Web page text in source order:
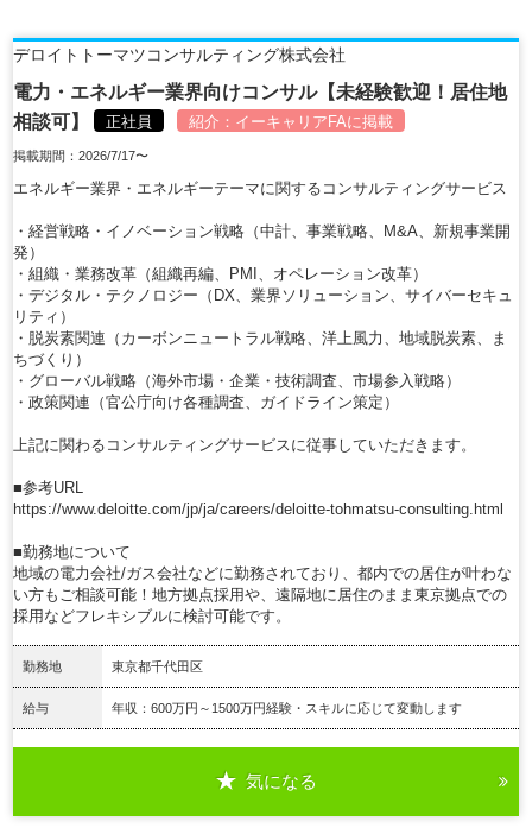
デロイトトーマツコンサルティング株式会社
電力・エネルギー業界向けコンサル【未経験歓迎！居住地
相談可】
正社員 紹介： イーキャリアFAに掲載
掲載期間：2026/7/17〜
エネルギー業界・エネルギーテーマに関するコンサルティングサービス
・経営戦略・イノベーション戦略（中計、事業戦略、M&A、新規事業開
発）
・組織・業務改革（組織再編、PMI、オペレーション改革）
・デジタル・テクノロジー（DX、業界ソリューション、サイバーセキュ
リティ）
・脱炭素関連（カーボンニュートラル戦略、洋上風力、地域脱炭素、ま
ちづくり）
・グローバル戦略（海外市場・企業・技術調査、市場参入戦略）
・政策関連（官公庁向け各種調査、ガイドライン策定）
上記に関わるコンサルティングサービスに従事していただきます。
■参考URL
https://www.deloitte.com/jp/ja/careers/deloitte-tohmatsu-consulting.html
■勤務地について
地域の電力会社/ガス会社などに勤務されており、都内での居住が叶わな
い方もご相談可能！地方拠点採用や、遠隔地に居住のまま東京拠点での
採用などフレキシブルに検討可能です。
勤務地 東京都千代田区
給与 年収：600万円～1500万円経験・スキルに応じて変動します
気になる